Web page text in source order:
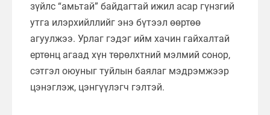
зүйлс “амьтай” байдагтай ижил асар гүнзгий
утга илэрхийллийг энэ бүтээл өөртөө
агуулжээ. Урлаг гэдэг ийм хачин гайхалтай
ертөнц агаад хүн төрөлхтний мэлмий сонор,
сэтгэл оюуныг туйлын баялаг мэдрэмжээр
цэнэглэж, цэнгүүлэгч гэлтэй.